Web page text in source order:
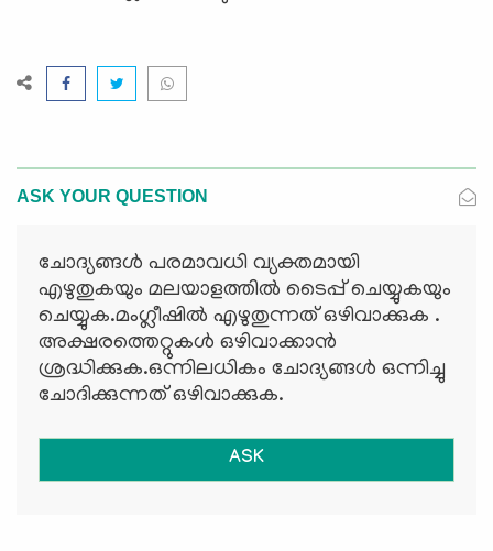
ASK YOUR QUESTION
ചോദ്യങ്ങള്‍ പരമാവധി വ്യക്തമായി
എഴുതുകയും മലയാളത്തില്‍ ടൈപ്പ് ചെയ്യുകയും
ചെയ്യുക.മംഗ്ലീഷില്‍ എഴുതുന്നത് ഒഴിവാക്കുക .
അക്ഷരത്തെറ്റുകള്‍ ഒഴിവാക്കാന്‍
ശ്രദ്ധിക്കുക.ഒന്നിലധികം ചോദ്യങ്ങള്‍ ഒന്നിച്ചു
ചോദിക്കുന്നത് ഒഴിവാക്കുക.
ASK